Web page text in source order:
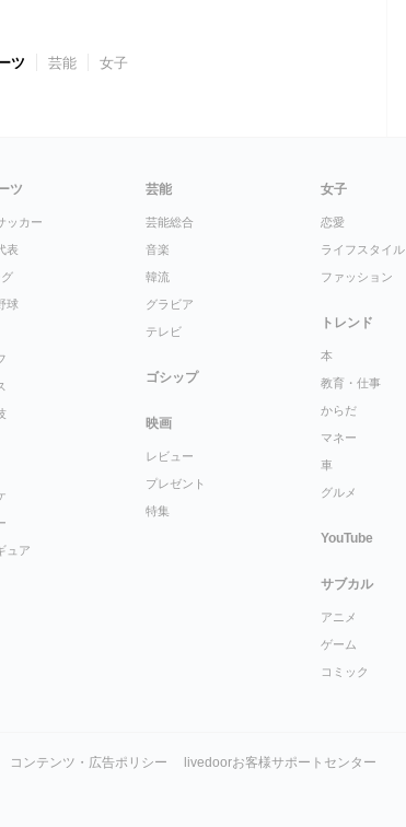
ツ 芸能 女子
ツ
ッカー
表
球
ュア
芸能
芸能総合
音楽
韓流
グラビア
テレビ
ゴシップ
映画
レビュー
プレゼント
特集
女子
恋愛
ライフスタイル
ファッション
トレンド
本
教育・仕事
からだ
マネー
車
グルメ
YouTube
サブカル
アニメ
ゲーム
コミック
コンテンツ・広告ポリシー livedoorお客様サポートセンター